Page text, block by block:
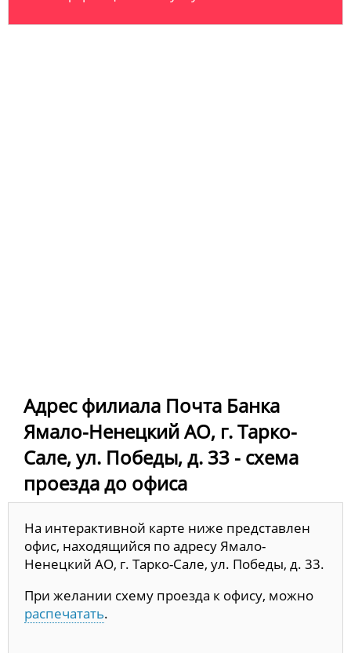
Адрес филиала Почта Банка
Ямало-Ненецкий АО, г. Тарко-
Сале, ул. Победы, д. 33 - схема
проезда до офиса
На интерактивной карте ниже представлен
офис, находящийся по адресу Ямало-
Ненецкий АО, г. Тарко-Сале, ул. Победы, д. 33.
При желании схему проезда к офису, можно
распечатать.